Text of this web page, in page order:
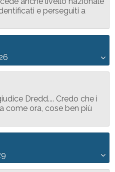
e perseguiti a
Dredd.... Credo che i
come ora, cose ben più